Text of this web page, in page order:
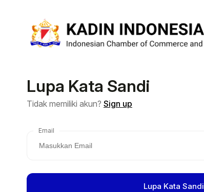
Lupa Kata Sandi
Tidak memiliki akun? Sign up
Email
Lupa Kata Sandi